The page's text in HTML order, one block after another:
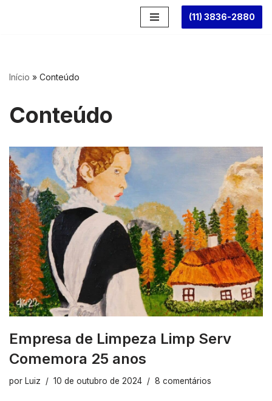
conteúdo
(11) 3836-2880
Início » Conteúdo
Conteúdo
Empresa de Limpeza Limp Serv
Comemora 25 anos
por Luiz 10 de outubro de 2024 8 comentários